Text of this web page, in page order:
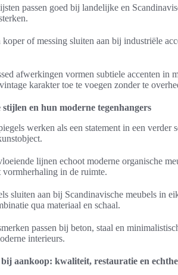
passen goed bij landelijke en
of messing sluiten aan bij industriële
afwerkingen vormen subtiele accenten in
karakter toe te voegen zonder te
en hun moderne tegenhangers
werken als een statement in een verder
lijnen echoot moderne organische
in de ruimte.
sluiten aan bij Scandinavische meubels in
qua materiaal en schaal.
passen bij beton, staal en
interieurs.
aankoop: kwaliteit, restauratie en